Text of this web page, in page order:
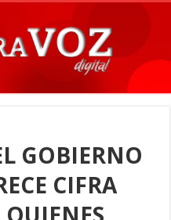
GOBIERNO
CIFRA